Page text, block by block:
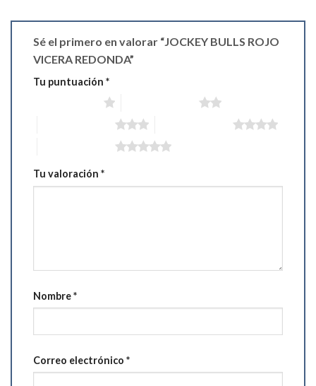
Sé el primero en valorar “JOCKEY BULLS ROJO
VICERA REDONDA”
Tu puntuación *
Tu valoración *
Nombre*
Correo electrónico *